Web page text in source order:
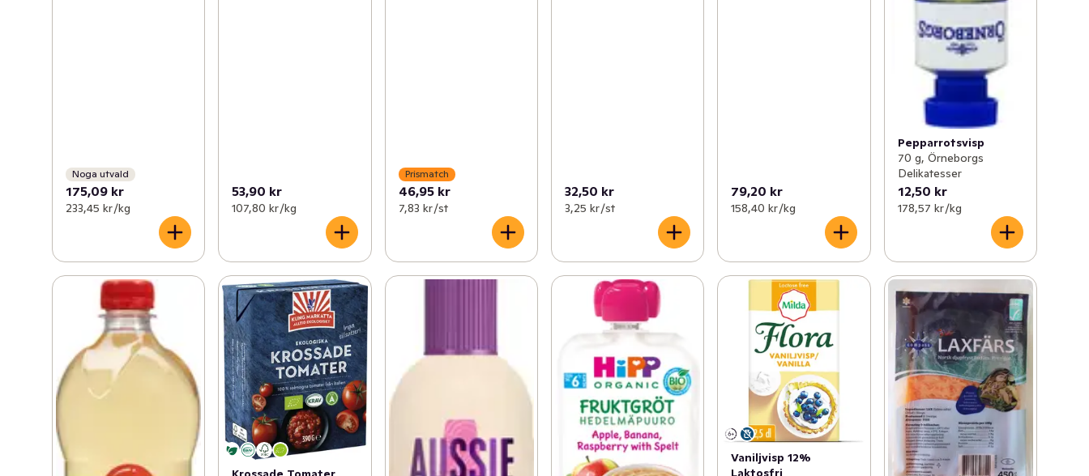
Noga utvald
175,09 kr
233,45 kr /kg
53,90 kr
107,80 kr /kg
Prismatch
46,95 kr
7,83 kr /st
32,50 kr
3,25 kr /st
79,20 kr
158,40 kr /kg
Pepparrotsvisp
70 g, Örneborgs
Delikatesser
12,50 kr
178,57 kr /kg
Vaniljvisp 12%
Laktosfri